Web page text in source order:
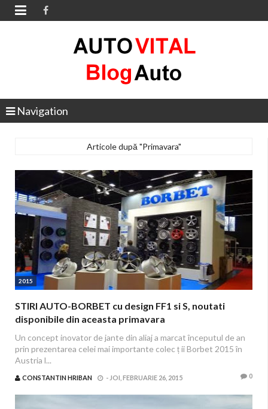

Navigation
Articole după "Primavara"
2015
STIRI AUTO-BORBET cu design FF1 si S, noutati
disponibile din aceasta primavara
Un concept inovator de jante din aliaj a marcat începutul de an
prin prezentarea celei mai importante colec ț ii Borbet 2015 în
Austria l...
CONSTANTIN HRIBAN - JOI, FEBRUARIE 26, 2015 0